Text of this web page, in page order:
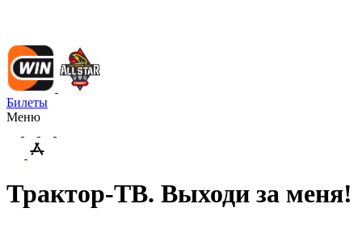
Билеты
Меню
Трактор-ТВ. Выходи за меня!